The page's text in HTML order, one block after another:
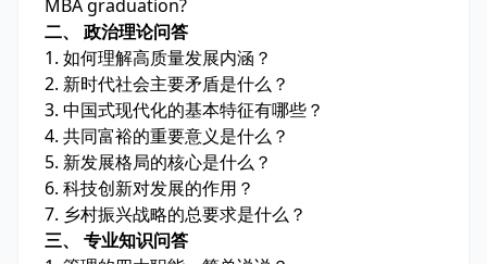
MBA graduation?
二、 政治理论问答
1. 如何理解高质量发展内涵？
2. 新时代社会主要矛盾是什么？
3. 中国式现代化的基本特征有哪些？
4. 共同富裕的重要意义是什么？
5. 新发展格局的核心是什么？
6. 科技创新对发展的作用？
7. 乡村振兴战略的总要求是什么？
三、 专业知识问答